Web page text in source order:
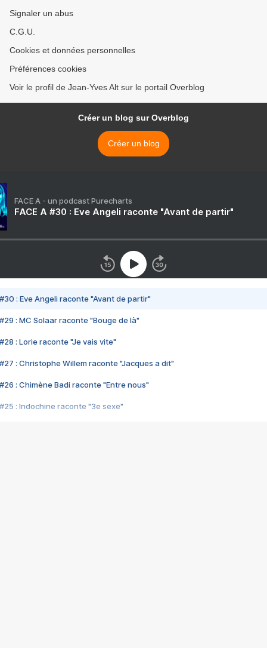
Signaler un abus
C.G.U.
Cookies et données personnelles
Préférences cookies
Voir le profil de Jean-Yves Alt sur le portail Overblog
Créer un blog sur Overblog
Créer un blog
FACE A - un podcast Purecharts
FACE A #30 : Eve Angeli raconte "Avant de partir"
#30 : Eve Angeli raconte "Avant de partir"
#29 : MC Solaar raconte "Bouge de là"
#28 : Lorie raconte "Je vais vite"
#27 : Christophe Willem raconte "Jacques a dit"
#26 : Chimène Badi raconte "Entre nous"
#25 : Indochine raconte "3e sexe"